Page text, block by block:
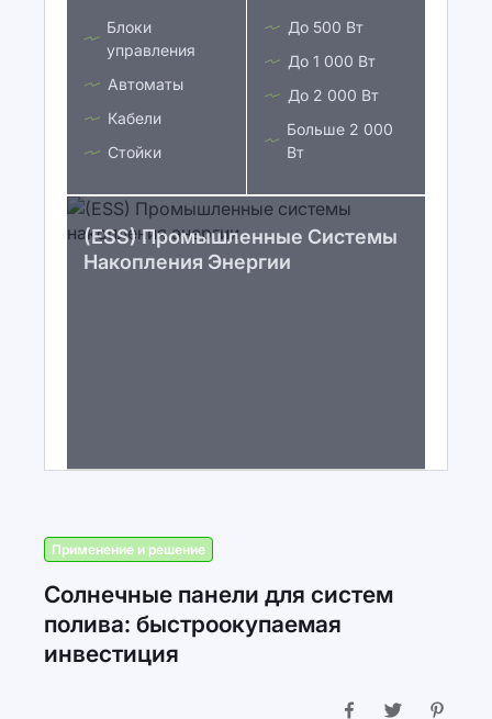
Блоки
управления
Автоматы
Кабели
Стойки
До 500 Вт
До 1 000 Вт
До 2 000 Вт
Больше 2 000
Вт
(ESS) Промышленные Системы
Накопления Энергии
Применение и решение
Солнечные панели для систем
полива: быстроокупаемая
инвестиция